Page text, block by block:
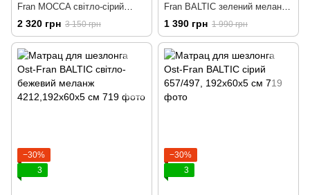
Fran MOCCA світло-сірий
2649/2657, 192x60x8 см
2 320 грн 3 150 грн
Fran BALTIC зелений меланж
4213, 192x60x5 см
1 390 грн 1 990 грн
−30%
3
−30%
3